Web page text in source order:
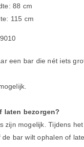
88 cm
115 cm
een bar die nét iets
laten bezorgen?
zijn mogelijk. Tijdens
de bar wilt ophalen of